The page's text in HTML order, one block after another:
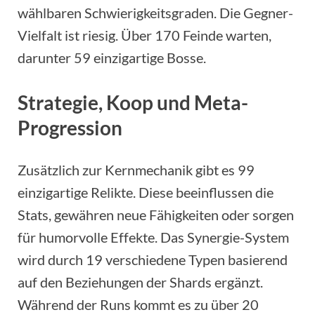
wählbaren Schwierigkeitsgraden. Die Gegner-
Vielfalt ist riesig. Über 170 Feinde warten,
darunter 59 einzigartige Bosse.
Strategie, Koop und Meta-
Progression
Zusätzlich zur Kernmechanik gibt es 99
einzigartige Relikte. Diese beeinflussen die
Stats, gewähren neue Fähigkeiten oder sorgen
für humorvolle Effekte. Das Synergie-System
wird durch 19 verschiedene Typen basierend
auf den Beziehungen der Shards ergänzt.
Während der Runs kommt es zu über 20